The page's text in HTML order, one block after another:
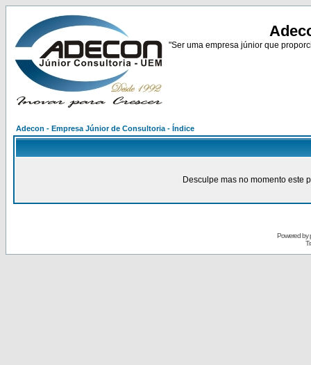
"Ser uma empresa júnior que
Adecon - Empresa Júnior de Consultoria - Índice
Desculpe mas no momento este
Powered by